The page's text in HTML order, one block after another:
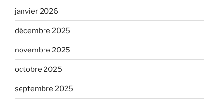
janvier 2026
décembre 2025
novembre 2025
octobre 2025
septembre 2025